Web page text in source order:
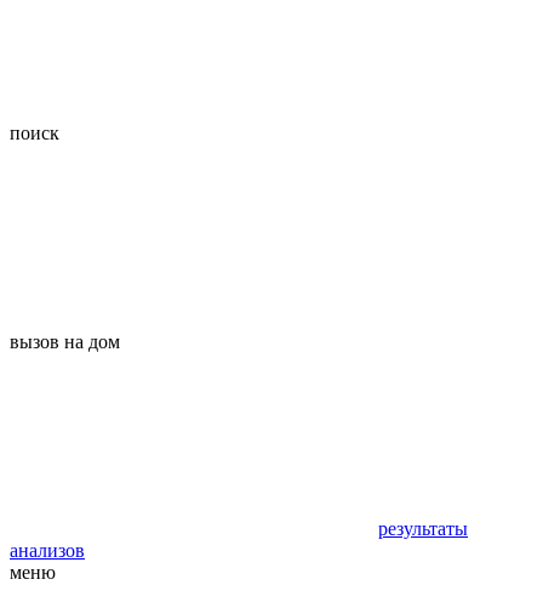
поиск
вызов на дом
результаты
анализов
меню